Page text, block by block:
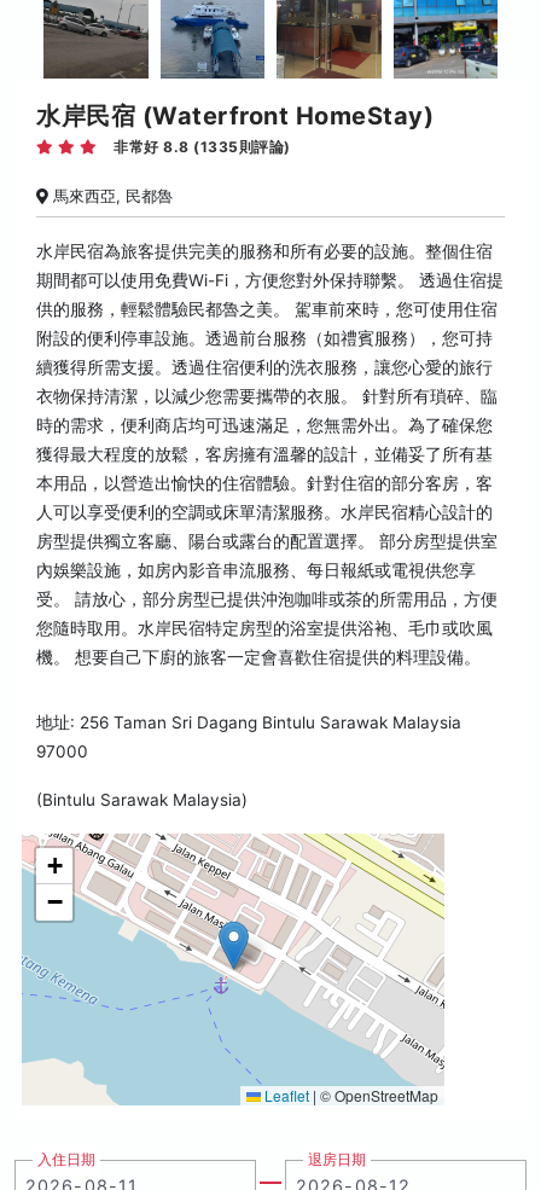
水岸民宿 (Waterfront HomeStay)
非常好 8.8 (1335則評論)
馬來西亞, 民都魯
水岸民宿為旅客提供完美的服務和所有必要的設施。整個住宿
期間都可以使用免費Wi-Fi，方便您對外保持聯繫。 透過住宿提
供的服務，輕鬆體驗民都魯之美。 駕車前來時，您可使用住宿
附設的便利停車設施。透過前台服務（如禮賓服務），您可持
續獲得所需支援。透過住宿便利的洗衣服務，讓您心愛的旅行
衣物保持清潔，以減少您需要攜帶的衣服。 針對所有瑣碎、臨
時的需求，便利商店均可迅速滿足，您無需外出。為了確保您
獲得最大程度的放鬆，客房擁有溫馨的設計，並備妥了所有基
本用品，以營造出愉快的住宿體驗。針對住宿的部分客房，客
人可以享受便利的空調或床單清潔服務。水岸民宿精心設計的
房型提供獨立客廳、陽台或露台的配置選擇。 部分房型提供室
內娛樂設施，如房內影音串流服務、每日報紙或電視供您享
受。 請放心，部分房型已提供沖泡咖啡或茶的所需用品，方便
您隨時取用。水岸民宿特定房型的浴室提供浴袍、毛巾或吹風
機。 想要自己下廚的旅客一定會喜歡住宿提供的料理設備。
地址: 256 Taman Sri Dagang Bintulu Sarawak Malaysia
97000
(Bintulu Sarawak Malaysia)
+
−
Leaflet | © OpenStreetMap
入住日期 退房日期